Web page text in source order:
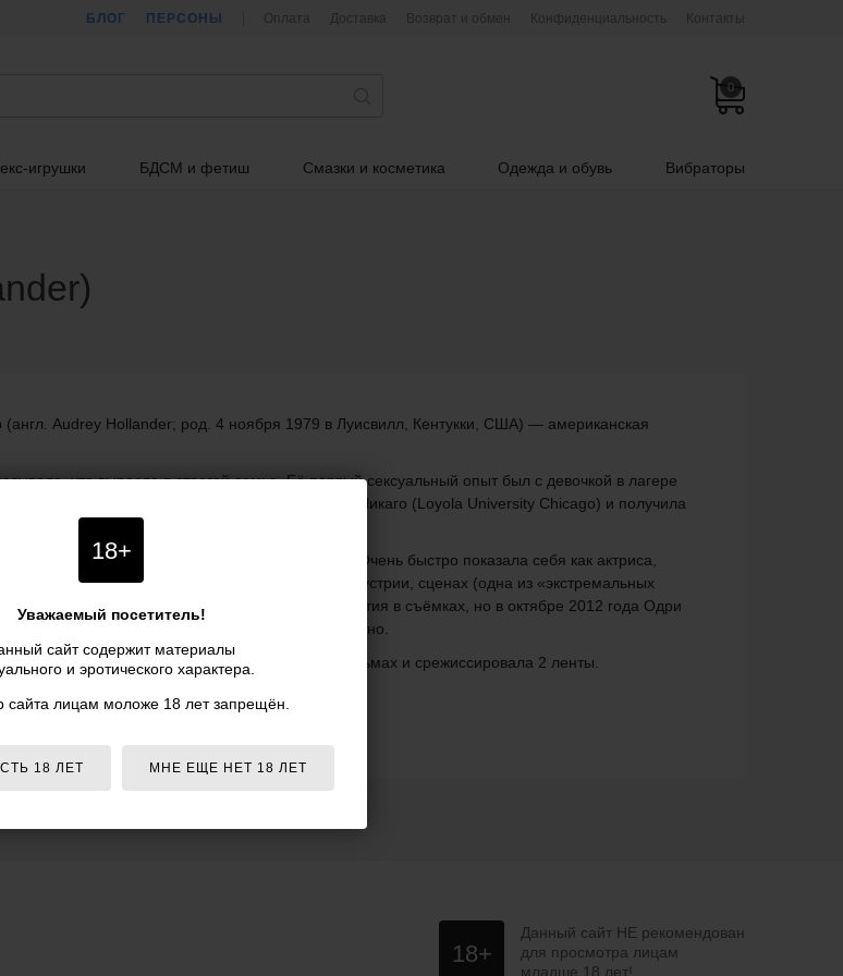
18+
Уважаемый посетитель!
сайт содержит материалы
и эротического характера.
сайта лицам моложе 18 лет запрещён.
18 ЛЕТ МНЕ ЕЩЕ НЕТ 18 ЛЕТ
БЛОГ ПЕРСОНЫ Оплата Доставка Возврат и обмен Конфиденциальность Контакты
0
игрушки БДСМ и фетиш Смазки и косметика Одежда и обувь Вибраторы
Audrey Hollander; род. 4 ноября 1979 в Луисвилл, Кентукки, США) — американская
что выросла в строгой семье. Её первый сексуальный опыт был с девочкой в лагере
Она окончила университет Лойолы в Чикаго (Loyola University Chicago) и получила
начального образования.
начала сниматься в порнофильмах с 2003 года. Очень быстро показала себя как актриса,
в весьма жестких, даже по меркам порноиндустрии, сценах (одна из «экстремальных
extreme queens). С 2011 года не принимала участия в съёмках, но в октябре 2012 года Одри
вернуться к прежнему режиму работы в порно.
год, Одри Холландер снялась в 377 порнофильмах и срежиссировала 2 ленты.
18+
Данный сайт НЕ рекомендован
для просмотра лицам
младше 18 лет!